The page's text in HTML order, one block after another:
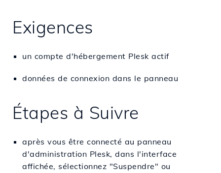
Exigences
un compte d'hébergement Plesk actif
données de connexion dans le panneau
Étapes à Suivre
après vous être connecté au panneau
d'administration Plesk, dans l'interface
affichée, sélectionnez "Suspendre" ou